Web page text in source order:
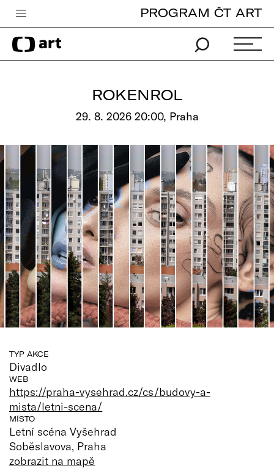
Česká televize
Zpravodajství
Pro děti
edu
Vše o ČT
PROGRAM ČT ART
ROKENROL
29. 8. 2026 20:00, Praha
TYP AKCE
Divadlo
WEB
https://praha-vysehrad.cz/cs/budovy-a-
mista/letni-scena/
MÍSTO
Letní scéna Vyšehrad
Soběslavova, Praha
zobrazit na mapě